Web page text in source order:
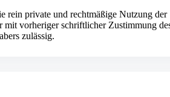
rein private und rechtmäßige Nutzung der
mit vorheriger schriftlicher Zustimmung
zulässig.